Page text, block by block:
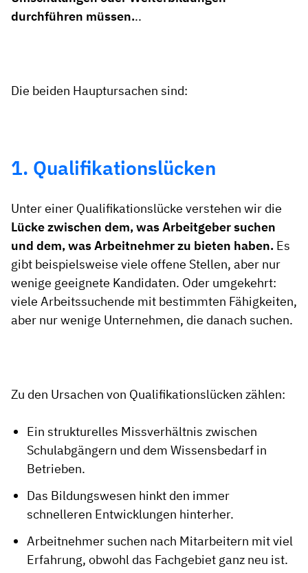
durchführen müssen...
Die beiden Hauptursachen sind:
1. Qualifikationslücken
Unter einer Qualifikationslücke verstehen wir die
Lücke zwischen dem, was Arbeitgeber suchen
und dem, was Arbeitnehmer zu bieten haben. Es
gibt beispielsweise viele offene Stellen, aber nur
wenige geeignete Kandidaten. Oder umgekehrt:
viele Arbeitssuchende mit bestimmten Fähigkeiten,
aber nur wenige Unternehmen, die danach suchen.
Zu den Ursachen von Qualifikationslücken zählen:
Ein strukturelles Missverhältnis zwischen
Schulabgängern und dem Wissensbedarf in
Betrieben.
Das Bildungswesen hinkt den immer
schnelleren Entwicklungen hinterher.
Arbeitnehmer suchen nach Mitarbeitern mit viel
Erfahrung, obwohl das Fachgebiet ganz neu ist.